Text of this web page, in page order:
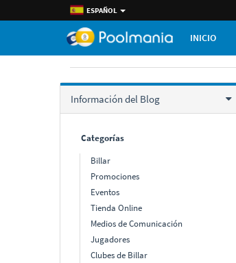
ESPAÑOL
INICIO
Información del Blog
Categorí­as
Billar
Promociones
Eventos
Tienda Online
Medios de Comunicación
Jugadores
Clubes de Billar